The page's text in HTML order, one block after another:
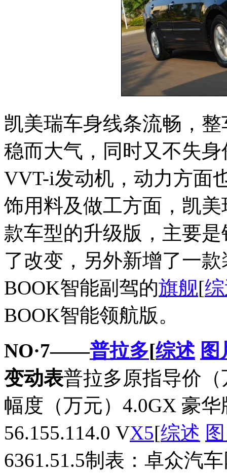
凯美瑞车身线条流畅，
稳而大气，同时又不失
VVT-i发动机，动力方面
饰用料及做工方面，凯
款车型的升级版，主要
了改变，另外新增了一
BOOK智能副驾的旗舰[
BOOK智能领航版。
NO·7——普拉多[综述 图
变动表普拉多原指导价
幅度（万元）4.0GX 豪
56.155.114.0 VX5[综述
6361.51.5制表：卓众汽车